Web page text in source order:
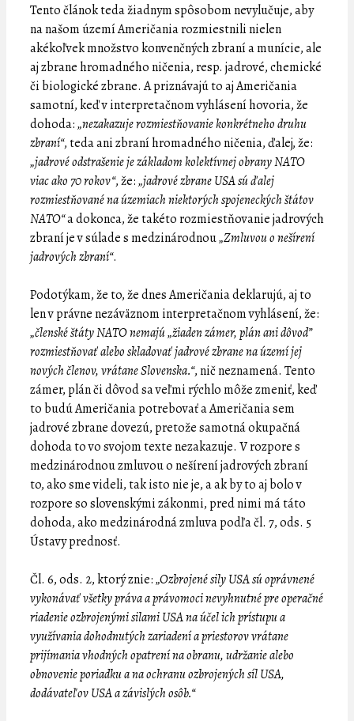
Tento článok teda žiadnym spôsobom nevylučuje, aby
na našom území Američania rozmiestnili nielen
akékoľvek množstvo konvenčných zbraní a munície, ale
aj zbrane hromadného ničenia, resp. jadrové, chemické
či biologické zbrane. A priznávajú to aj Američania
samotní, keď v interpretačnom vyhlásení hovoria, že
dohoda:„nezakazuje rozmiestňovanie konkrétneho druhu
zbraní“, teda ani zbraní hromadného ničenia, ďalej, že:
„jadrové odstrašenie je základom kolektívnej obrany NATO
viac ako 70 rokov“, že:„jadrové zbrane USA sú ďalej
rozmiestňované na územiach niektorých spojeneckých štátov
NATO“a dokonca, že takéto rozmiestňovanie jadrových
zbraní je v súlade s medzinárodnou„Zmluvou o nešírení
jadrových zbraní“.
Podotýkam, že to, že dnes Američania deklarujú, aj to
len v právne nezáväznom interpretačnom vyhlásení, že:
„členské štáty NATO nemajú „žiaden zámer, plán ani dôvod”
rozmiestňovať alebo skladovať jadrové zbrane na území jej
nových členov, vrátane Slovenska.“, nič neznamená. Tento
zámer, plán či dôvod sa veľmi rýchlo môže zmeniť, keď
to budú Američania potrebovať a Američania sem
jadrové zbrane dovezú, pretože samotná okupačná
dohoda to vo svojom texte nezakazuje. V rozpore s
medzinárodnou zmluvou o nešírení jadrových zbraní
to, ako sme videli, tak isto nie je, a ak by to aj bolo v
rozpore so slovenskými zákonmi, pred nimi má táto
dohoda, ako medzinárodná zmluva podľa čl. 7, ods. 5
Ústavy prednosť.
Čl. 6, ods. 2, ktorý znie:„Ozbrojené sily USA sú oprávnené
vykonávať všetky práva a právomoci nevyhnutné pre operačné
riadenie ozbrojenými silami USA na účel ich prístupu a
využívania dohodnutých zariadení a priestorov vrátane
prijímania vhodných opatrení na obranu, udržanie alebo
obnovenie poriadku a na ochranu ozbrojených síl USA,
dodávateľov USA a závislých osôb.“